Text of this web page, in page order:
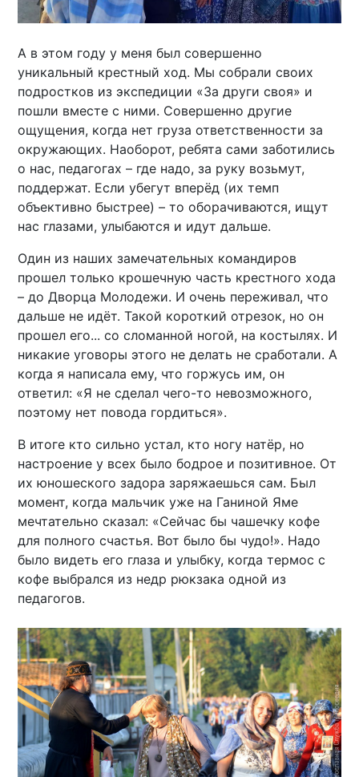
А в этом году у меня был совершенно
уникальный крестный ход. Мы собрали своих
подростков из экспедиции «За други своя» и
пошли вместе с ними. Совершенно другие
ощущения, когда нет груза ответственности за
окружающих. Наоборот, ребята сами заботились
о нас, педагогах – где надо, за руку возьмут,
поддержат. Если убегут вперёд (их темп
объективно быстрее) – то оборачиваются, ищут
нас глазами, улыбаются и идут дальше.
Один из наших замечательных командиров
прошел только крошечную часть крестного хода
– до Дворца Молодежи. И очень переживал, что
дальше не идёт. Такой короткий отрезок, но он
прошел его... со сломанной ногой, на костылях. И
никакие уговоры этого не делать не сработали. А
когда я написала ему, что горжусь им, он
ответил: «Я не сделал чего-то невозможного,
поэтому нет повода гордиться».
В итоге кто сильно устал, кто ногу натёр, но
настроение у всех было бодрое и позитивное. От
их юношеского задора заряжаешься сам. Был
момент, когда мальчик уже на Ганиной Яме
мечтательно сказал: «Сейчас бы чашечку кофе
для полного счастья. Вот было бы чудо!». Надо
было видеть его глаза и улыбку, когда термос с
кофе выбрался из недр рюкзака одной из
педагогов.